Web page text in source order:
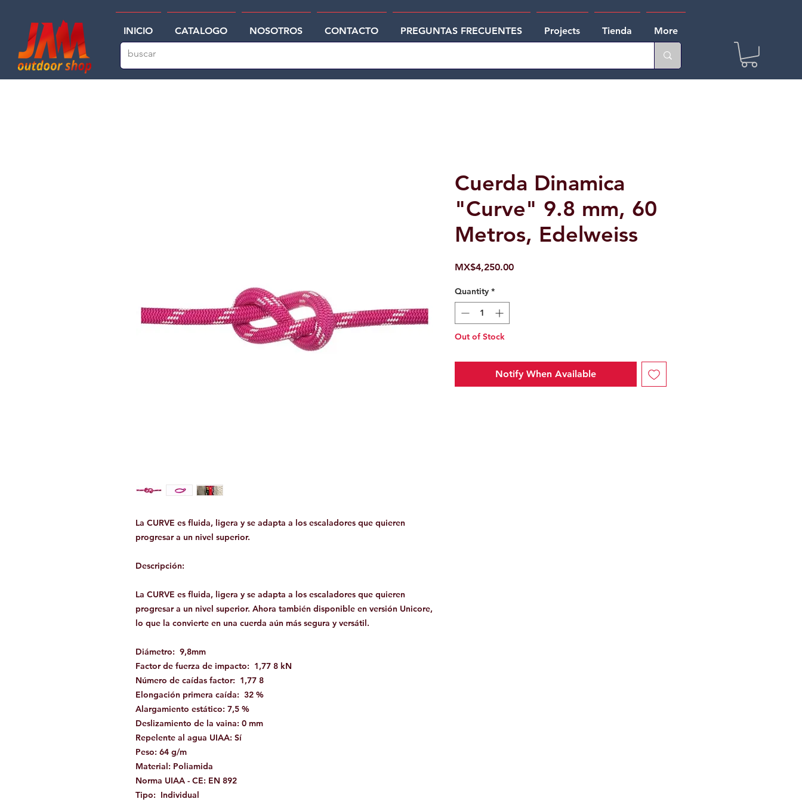
INICIO CATALOGO NOSOTROS CONTACTO PREGUNTAS FRECUENTES Projects Tienda More
La CURVE es fluida, ligera y se adapta a los escaladores que quieren
progresar a un nivel superior.
Descripción:
La CURVE es fluida, ligera y se adapta a los escaladores que quieren
progresar a un nivel superior. Ahora también disponible en versión Unicore,
lo que la convierte en una cuerda aún más segura y versátil.
Diámetro: 9,8mm
Factor de fuerza de impacto: 1,77 8 kN
Número de caídas factor: 1,77 8
Elongación primera caída: 32 %
Alargamiento estático: 7,5 %
Deslizamiento de la vaina: 0 mm
Repelente al agua UIAA: Sí
Peso: 64 g/m
Material: Poliamida
Norma UIAA - CE: EN 892
Tipo: Individual
Cuerda Dinamica
"Curve" 9.8 mm, 60
Metros, Edelweiss
MX$4,250.00Price
Quantity *
Out of Stock
Notify When Available